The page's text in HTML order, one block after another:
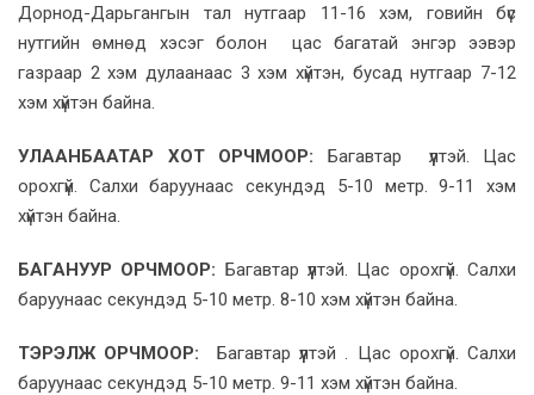
Дорнод-Дарьгангын тал нутгаар 11-16 хэм, говийн бүс
нутгийн өмнөд хэсэг болон цас багатай энгэр ээвэр
газраар 2 хэм дулаанаас 3 хэм хүйтэн, бусад нутгаар 7-12
хэм хүйтэн байна.
УЛААНБААТАР ХОТ ОРЧМООР: Багавтар үүлтэй. Цас
орохгүй. Салхи баруунаас секундэд 5-10 метр. 9-11 хэм
хүйтэн байна.
БАГАНУУР ОРЧМООР: Багавтар үүлтэй. Цас орохгүй. Салхи
баруунаас секундэд 5-10 метр. 8-10 хэм хүйтэн байна.
ТЭРЭЛЖ ОРЧМООР:
Багавтар үүлтэй . Цас орохгүй. Салхи
баруунаас секундэд 5-10 метр. 9-11 хэм хүйтэн байна.